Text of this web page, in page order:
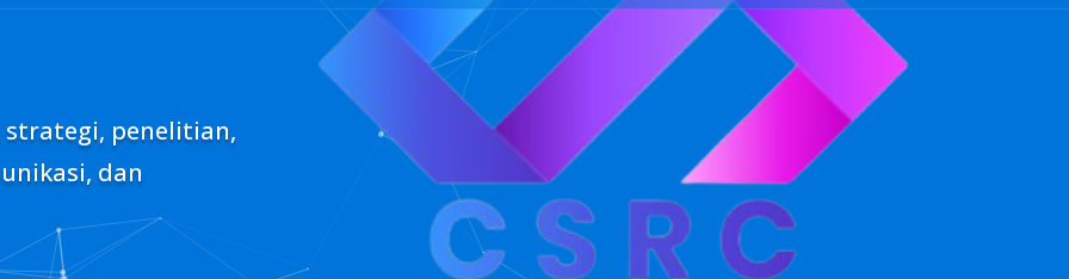
strategi, penelitian,
dan